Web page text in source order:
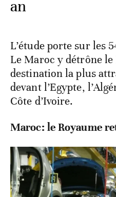
an
L’étude porte sur les
Le Maroc y détrône
destination la plus
devant l’Egypte,
Côte d’Ivoire.
Maroc: le Royaume